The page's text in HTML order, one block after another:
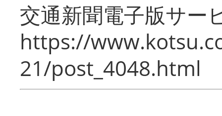
交通新聞電子版サー
https://
21/post_4048.html